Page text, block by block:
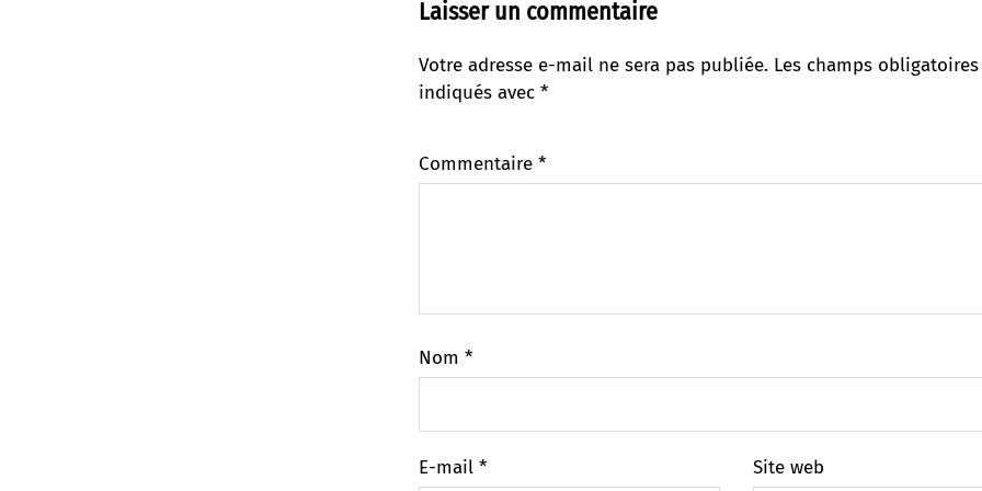
Laisser un commentaire
Votre adresse e-mail ne sera pas publiée. Les champs
indiqués avec *
Commentaire *
Nom *
E-mail * Site web